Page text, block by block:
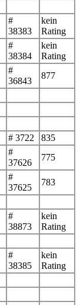
#
38383
kein
Rating
#
38384
kein
Rating
#
36843
877
# 3722
835
#
37626
775
#
37625
783
#
38873
kein
Rating
#
38385
kein
Rating